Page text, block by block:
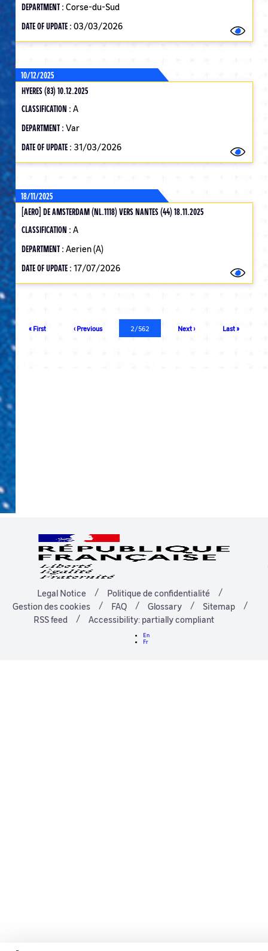
DEPARTMENT : Corse-du-Sud
DATE OF UPDATE : 03/03/2026
10/12/2025
HYERES (83) 10.12.2025
CLASSIFICATION : A
DEPARTMENT : Var
DATE OF UPDATE : 31/03/2026
18/11/2025
[AERO] DE AMSTERDAM (NL.1118) VERS NANTES (44) 18.11.2025
CLASSIFICATION : A
DEPARTMENT : Aerien (A)
DATE OF UPDATE : 17/07/2026
Pagination
First
« First
Previous
‹ Previous
Current
page
2/562
Next
Next ›
Last
Last »
Legal Notice
Politique de confidentialité
Gestion des cookies
FAQ Glossary
Sitemap
RSS feed
Accessibility: partially compliant
En
Fr